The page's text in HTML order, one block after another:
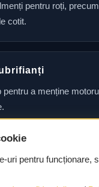
pentru roți,
cotit.
pentru a menține
și asistență
asistență tehnică pentru
uri pentru funcționare,